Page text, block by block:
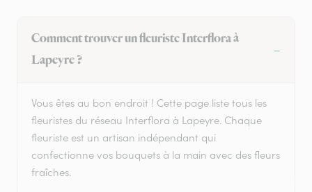
Comment trouver un fleuriste Interflora à
Lapeyre ?
Vous êtes au bon endroit ! Cette page liste tous les
fleuristes du réseau Interflora à Lapeyre. Chaque
fleuriste est un artisan indépendant qui
confectionne vos bouquets à la main avec des fleurs
fraîches.